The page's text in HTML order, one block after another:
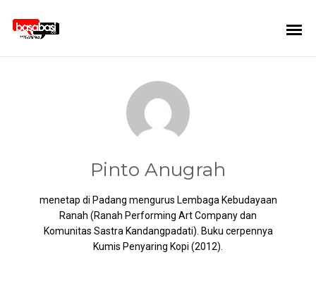
Pinto Anugrah
menetap di Padang mengurus Lembaga Kebudayaan
Ranah (Ranah Performing Art Company dan
Komunitas Sastra Kandangpadati). Buku cerpennya
Kumis Penyaring Kopi (2012).